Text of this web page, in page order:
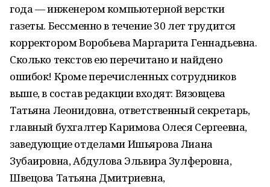
года — инженером компьютерной верстки
газеты. Бессменно в течение 30 лет трудится
корректором Воробьева Маргарита Геннадьевна.
Сколько текстов ею перечитано и найдено
ошибок! Кроме перечисленных сотрудников
выше, в состав редакции входят: Вязовцева
Татьяна Леонидовна, ответственный секретарь,
главный бухгалтер Каримова Олеся Сергеевна,
заведующие отделами Ишьярова Лиана
Зубаировна, Абдулова Эльвира Зулферовна,
Швецова Татьяна Дмитриевна,